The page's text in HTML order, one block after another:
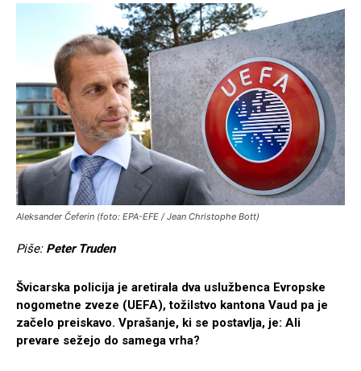
Aleksander Čeferin (foto: EPA-EFE / Jean Christophe Bott)
Piše: Peter Truden
Švicarska policija je aretirala dva uslužbenca Evropske
nogometne zveze (UEFA), tožilstvo kantona Vaud pa je
začelo preiskavo. Vprašanje, ki se postavlja, je: Ali
prevare sežejo do samega vrha?